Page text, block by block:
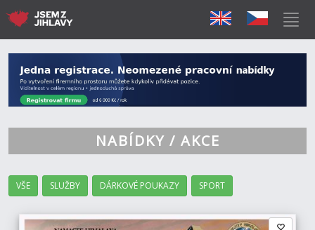
NABÍDKY / AKCE
VŠE SLUŽBY DÁRKOVÉ POUKAZY SPORT